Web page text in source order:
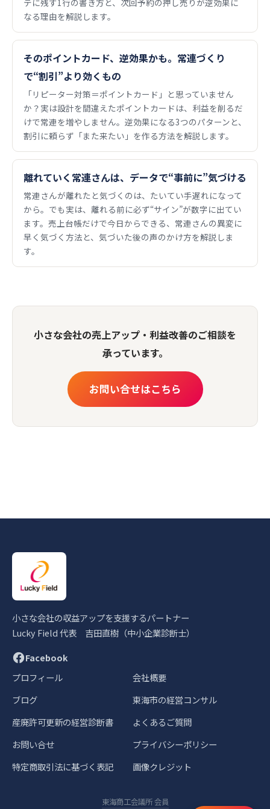
テに残す1行の書き方と、次回予約の押し売りが逆効果に
なる理由を解説します。
そのポイントカード、逆効果かも。常連づくり
で“割引”より効くもの
「リピーター対策＝ポイントカード」と思っていません
か？実は設計を間違えたポイントカードは、利益を削るだ
けで常連を増やしません。逆効果になる3つのパターンと、
割引に頼らず「また来たい」を作る方法を解説します。
離れていく常連さんは、データで“事前に”気づける
常連さんが離れたと気づくのは、たいてい手遅れになって
から。でも実は、離れる前に必ず“サイン”が数字に出てい
ます。売上台帳だけで今日からできる、常連さんの異変に
早く気づく方法と、気づいた後の声のかけ方を解説しま
す。
小さな会社の売上アップ・利益改善のご相談を
承っています。
お問い合せはこちら
小さな会社の収益アップを支援するパートナー
Lucky Field 代表 吉田直樹（中小企業診断士）
Facebook
プロフィール
会社概要
ブログ
東海市の経営コンサル
産廃許可更新の経営診断書
よくあるご質問
お問い合せ
プライバシーポリシー
特定商取引法に基づく表記
画像クレジット
東海商工会議所 会員